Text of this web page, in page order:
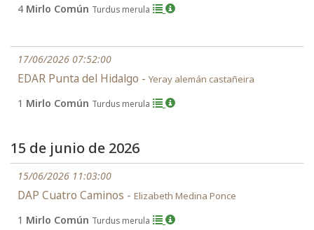
4 Mirlo Común Turdus merula
17/06/2026 07:52:00
EDAR Punta del Hidalgo - Yeray alemán castañeira
1 Mirlo Común Turdus merula
15 de junio de 2026
15/06/2026 11:03:00
DAP Cuatro Caminos - Elizabeth Medina Ponce
1 Mirlo Común Turdus merula